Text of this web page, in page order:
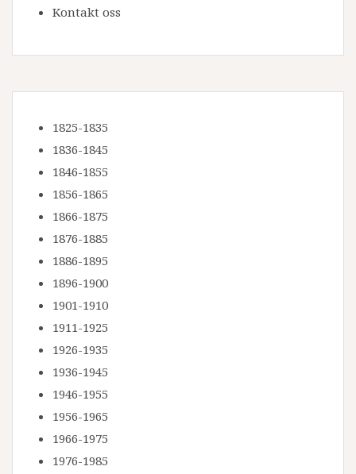
Kontakt oss
1825-1835
1836-1845
1846-1855
1856-1865
1866-1875
1876-1885
1886-1895
1896-1900
1901-1910
1911-1925
1926-1935
1936-1945
1946-1955
1956-1965
1966-1975
1976-1985